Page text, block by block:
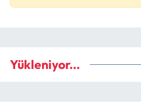
Yükleniyor...